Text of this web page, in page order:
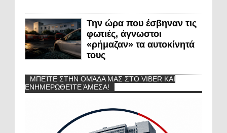
Την ώρα που έσβηναν τις
φωτιές, άγνωστοι
«ρήμαζαν» τα αυτοκίνητά
τους
ΜΠΕΊΤΕ ΣΤΗΝ ΟΜΆΔΑ ΜΑΣ ΣΤΟ VIBER ΚΑΙ
ΕΝΗΜΕΡΩΘΕΊΤΕ ΆΜΕΣΑ!